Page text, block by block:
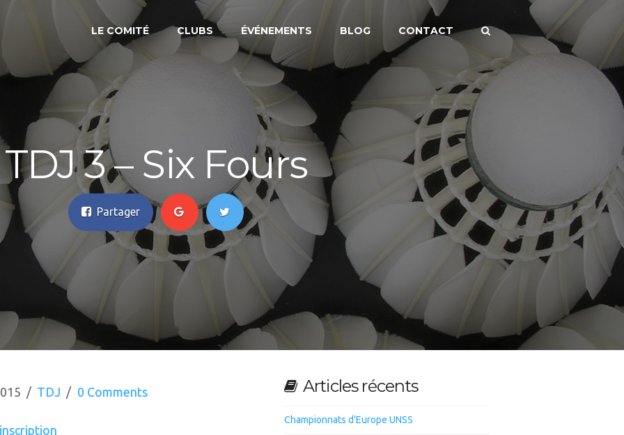
LE COMITÉ CLUBS ÉVÉNEMENTS BLOG CONTACT
TDJ 3 – Six Fours
Partager
TDJ 0 Comments Articles récents
Championnats d’Europe UNSS